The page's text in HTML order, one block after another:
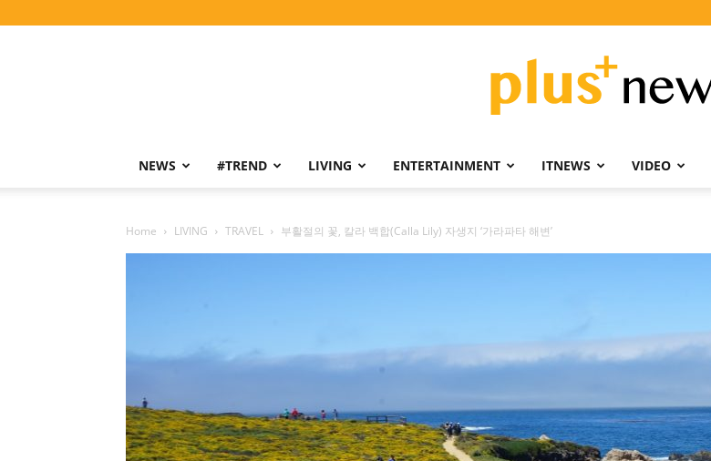
NEWS #TREND LIVING ENTERTAINMENT ITNEWS VIDEO
Home LIVING TRAVEL 부활절의 꽃, 칼라 백합(Calla Lily) 자생지 ‘가라파타 해변’